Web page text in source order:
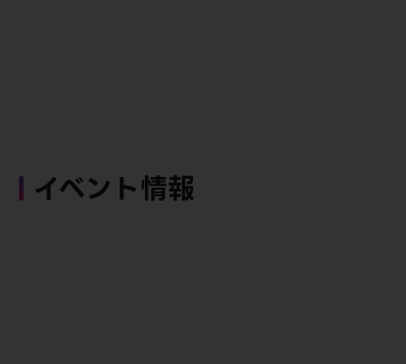
イベント情報